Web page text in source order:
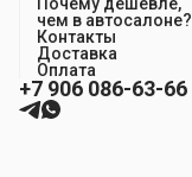
чем в автосалоне?
Контакты
Доставка
Оплата
+7 906 086-63-66